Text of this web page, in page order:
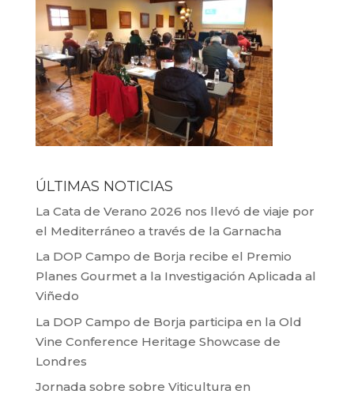
ÚLTIMAS NOTICIAS
La Cata de Verano 2026 nos llevó de viaje por
el Mediterráneo a través de la Garnacha
La DOP Campo de Borja recibe el Premio
Planes Gourmet a la Investigación Aplicada al
Viñedo
La DOP Campo de Borja participa en la Old
Vine Conference Heritage Showcase de
Londres
Jornada sobre sobre Viticultura en